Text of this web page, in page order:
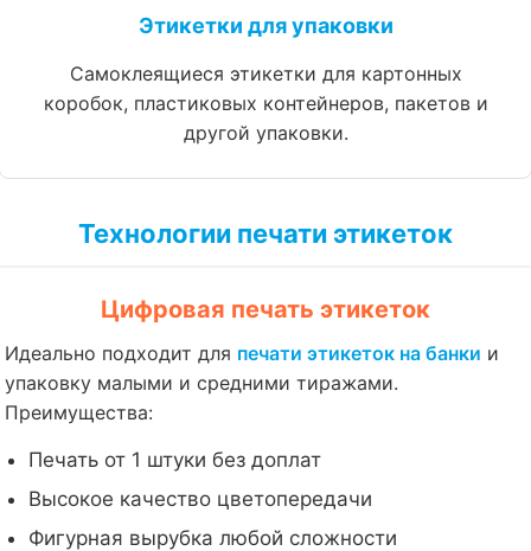
Этикетки для упаковки
Самоклеящиеся этикетки для картонных
коробок, пластиковых контейнеров, пакетов и
другой упаковки.
Технологии печати этикеток
Цифровая печать этикеток
Идеально подходит для печати этикеток на банки и
упаковку малыми и средними тиражами.
Преимущества:
Печать от 1 штуки без доплат
Высокое качество цветопередачи
Фигурная вырубка любой сложности